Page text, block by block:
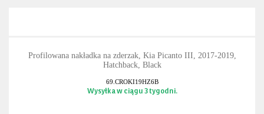
Profilowana nakładka na zderzak, Kia Picanto III, 2017-2019,
Hatchback, Black
69.CROKI19HZ6B
Wysyłka w ciągu 3 tygodni.